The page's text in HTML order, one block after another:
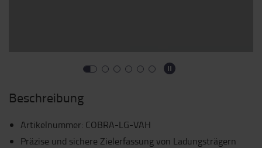
Beschreibung
Artikelnummer: COBRA-LG-VAH
Präzise und sichere Zielerfassung von Ladungsträgern